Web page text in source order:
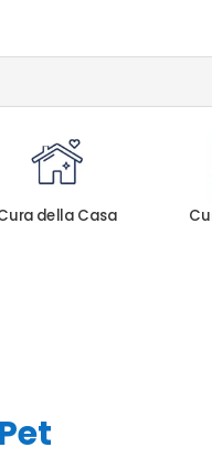
della Casa